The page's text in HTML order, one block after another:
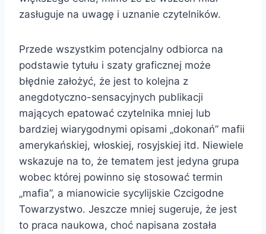
zasługuje na uwagę i uznanie czytelników.
Przede wszystkim potencjalny odbiorca na
podstawie tytułu i szaty graficznej może
błędnie założyć, że jest to kolejna z
anegdotyczno-sensacyjnych publikacji
mających epatować czytelnika mniej lub
bardziej wiarygodnymi opisami „dokonań” mafii
amerykańskiej, włoskiej, rosyjskiej itd. Niewiele
wskazuje na to, że tematem jest jedyna grupa
wobec której powinno się stosować termin
„mafia”, a mianowicie sycylijskie Czcigodne
Towarzystwo. Jeszcze mniej sugeruje, że jest
to praca naukowa, choć napisana została